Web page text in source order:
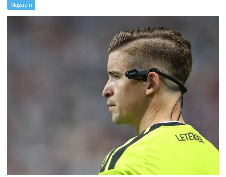
Magazin